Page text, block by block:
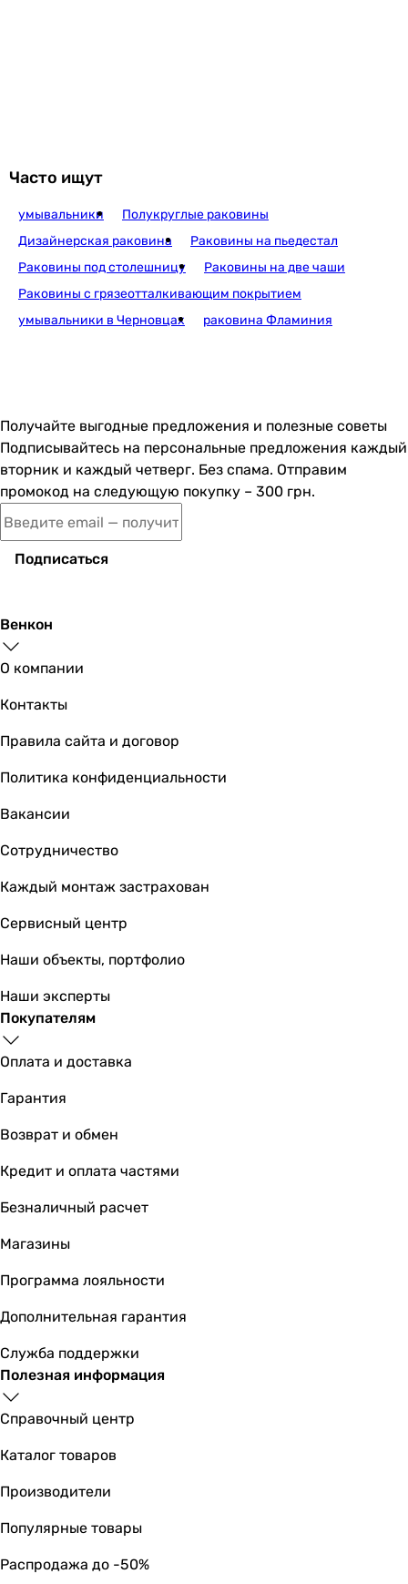
5 958грн
1 732грн
3 323грн
7 639грн
Основные характеристики
накладная, чаша
накладная, чаша
накладная, чаша
накладная, чаша
накладная, чаша
накладная, чаша
накладная, чаша
накладная
Установка
на столешницу
на столешницу
на столешницу
на столешницу
Часто ищут
умывальники
Полукруглые раковины
Дизайнерская раковина
Раковины на пьедестал
Раковины под столешницу
Раковины на две чаши
Раковины с грязеотталкивающим покрытием
умывальники в Черновцах
раковина Фламиния
Получайте выгодные предложения и полезные советы
Подписывайтесь на персональные предложения каждый
вторник и каждый четверг. Без спама. Отправим
промокод на следующую покупку – 300 грн.
Подписаться
Венкон
О компании
Контакты
Правила сайта и договор
Политика конфиденциальности
Вакансии
Сотрудничество
Каждый монтаж застрахован
Сервисный центр
Наши объекты, портфолио
Наши эксперты
Покупателям
Оплата и доставка
Гарантия
Возврат и обмен
Кредит и оплата частями
Безналичный расчет
Магазины
Программа лояльности
Дополнительная гарантия
Служба поддержки
Полезная информация
Справочный центр
Каталог товаров
Производители
Популярные товары
Распродажа до -50%